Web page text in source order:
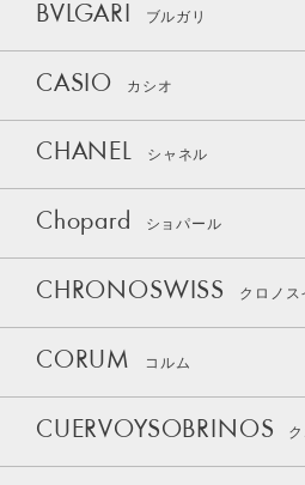
BVLGARI ブルガリ
CASIO カシオ
CHANEL シャネル
Chopard ショパール
CHRONOSWISS クロノス
CORUM コルム
CUERVOYSOBRINOS